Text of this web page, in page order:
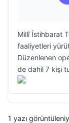
Millî İstihbarat
faaliyetleri
Düzenlenen
de dahil 7 kişi
1 yazı